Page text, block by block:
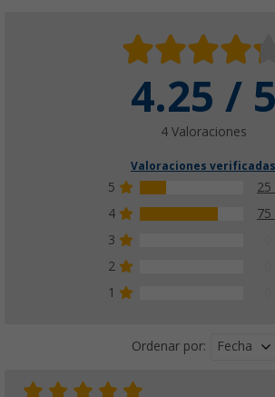
4.25 / 5
4 Valoraciones
Valoraciones verificadas
5
25
4
75
3
2
1
Ordenar por: Fecha